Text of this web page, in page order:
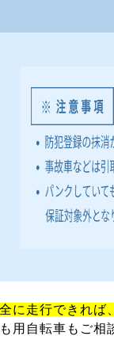
に走行できれば
用自転車もご相